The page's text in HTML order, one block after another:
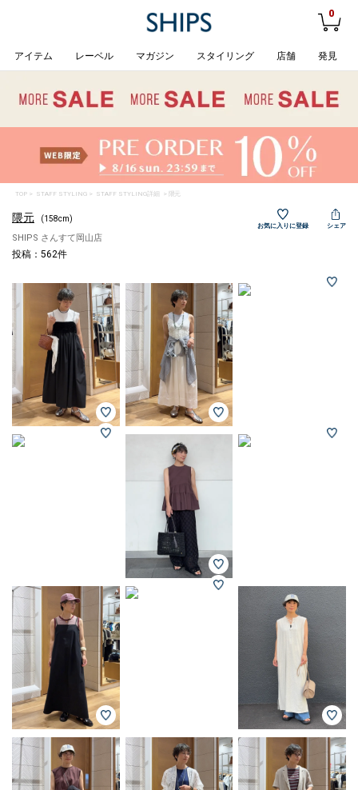
0
アイテム レーベル マガジン スタイリング 店舗 発見
TOP> STAFF STYLING> STAFF STYLING詳細 > 隈元
隈元 (158cm)
SHIPS さんすて岡山店
投稿：562件
お気に入りに登録 シェア